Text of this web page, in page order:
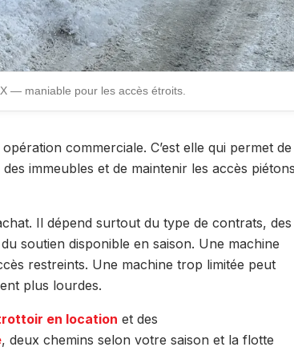
— maniable pour les accès étroits.
commerciale. C’est elle qui permet de
immeubles et de maintenir les accès
Il dépend surtout du type de contrats, des
soutien disponible en saison. Une machine
restreints. Une machine trop limitée peut
plus lourdes.
en location et des
, deux chemins selon votre saison et la flotte